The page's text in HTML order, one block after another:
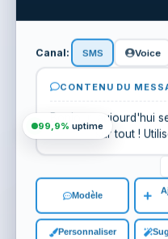
Canal: SMS Voice
CONTENU DU
Bonjour, aujourd'hui
sur tout !
Modèle
Personnaliser
99,9% uptime